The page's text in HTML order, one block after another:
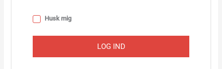
Husk mig
LOG IND